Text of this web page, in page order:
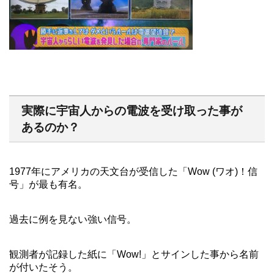
実際に宇宙人からの電波を受け取った事が
あるのか？
1977年にアメリカの天文台が受信した「Wow (ワオ)！信
号」が最も有名。
過去に例を見ない強い信号。
観測者が記録した紙に「Wow!」とサインした事から名前
が付いたそう。